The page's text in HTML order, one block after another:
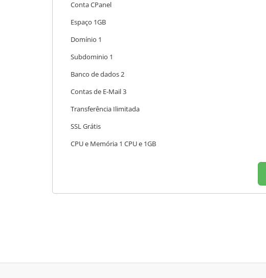
Conta CPanel
Espaço 1GB
Domínio 1
Subdominio 1
Banco de dados 2
Contas de E-Mail 3
Transferência Ilimitada
SSL Grátis
CPU e Memória 1 CPU e 1GB